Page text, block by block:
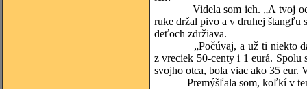
Videla som ich. „A tvoj ocko
ruke držal pivo a v druhej štangľu
deťoch zdržiava.
„Počúvaj, a už ti niekto dal
z vreciek 50-centy i 1 eurá. Spolu
svojho otca, bola viac ako 35 eur.
Premýšľala som, koľkí v ten